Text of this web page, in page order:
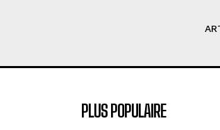
PLUS POPULAIRE